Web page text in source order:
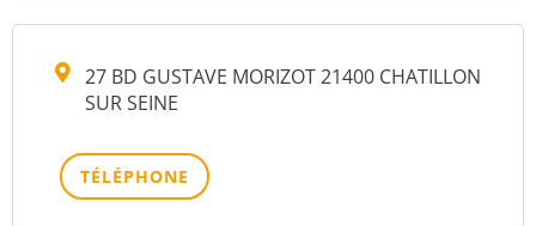
27 BD GUSTAVE MORIZOT 21400 CHATILLON
SUR SEINE
TÉLÉPHONE